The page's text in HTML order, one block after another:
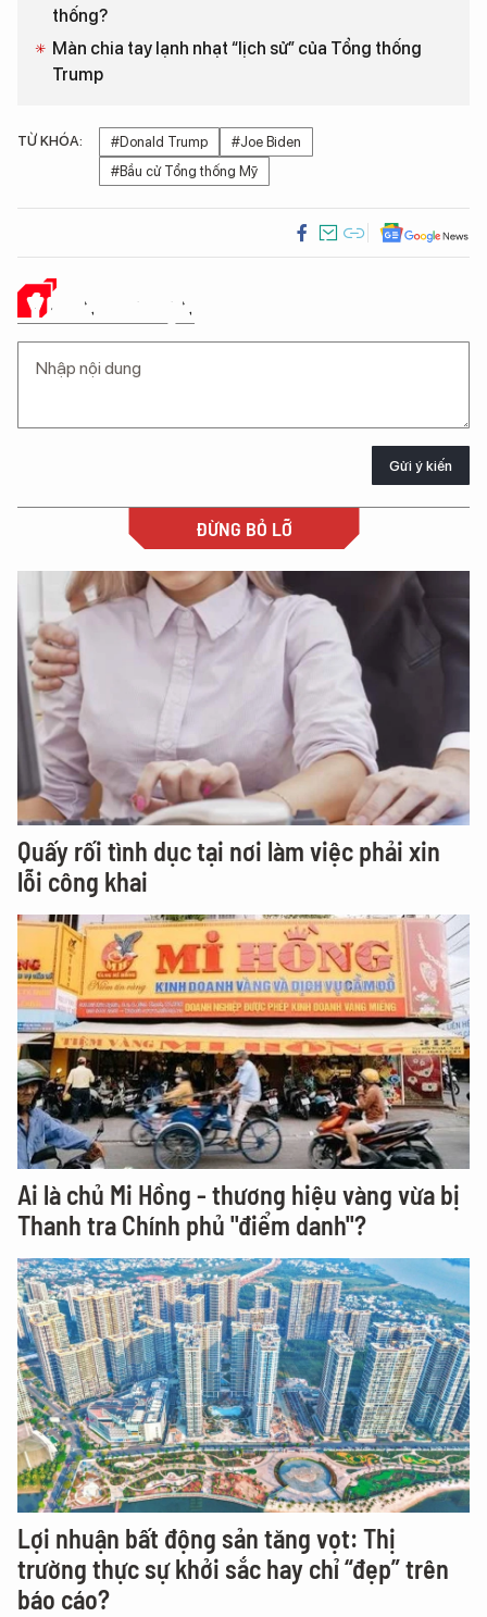
thống?
Màn chia tay lạnh nhạt “lịch sử” của Tổng thống
Trump
TỪ KHÓA: #Donald Trump
#Joe Biden
#Bầu cử Tổng thống Mỹ
Ý KIẾN CỦA BẠN
Gửi ý kiến
ĐỪNG BỎ LỠ
Quấy rối tình dục tại nơi làm việc phải xin
lỗi công khai
Ai là chủ Mi Hồng - thương hiệu vàng vừa bị
Thanh tra Chính phủ "điểm danh"?
Lợi nhuận bất động sản tăng vọt: Thị
trường thực sự khởi sắc hay chỉ “đẹp” trên
báo cáo?